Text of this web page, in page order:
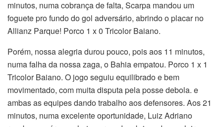
minutos, numa cobrança de falta, Scarpa mandou um
foguete pro fundo do gol adversário, abrindo o placar no
Allianz Parque! Porco 1 x 0 Tricolor Baiano.
Porém, nossa alegria durou pouco, pois aos 11 minutos,
numa falha da nossa zaga, o Bahia empatou. Porco 1 x 1
Tricolor Baiano. O jogo seguiu equilibrado e bem
movimentado, com muita disputa pela posse debola. e
ambas as equipes dando trabalho aos defensores. Aos 21
minutos, numa excelente oportunidade, Luiz Adriano